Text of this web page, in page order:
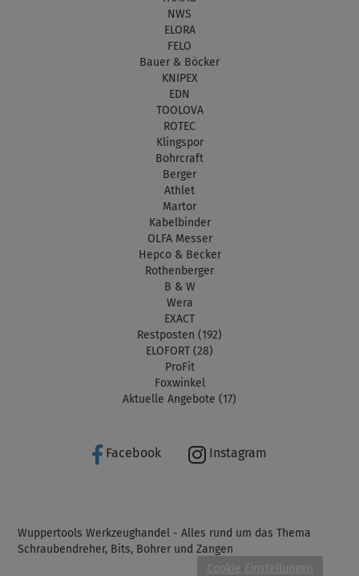
NWS
ELORA
FELO
Bauer & Böcker
KNIPEX
EDN
TOOLOVA
ROTEC
Klingspor
Bohrcraft
Berger
Athlet
Martor
Kabelbinder
OLFA Messer
Hepco & Becker
Rothenberger
B & W
Wera
EXACT
Restposten (192)
ELOFORT (28)
ProFit
Foxwinkel
Aktuelle Angebote (17)
Facebook Instagram
Wuppertools Werkzeughandel - Alles rund um das Thema
Schraubendreher, Bits, Bohrer und Zangen
Cookie Einstellungen